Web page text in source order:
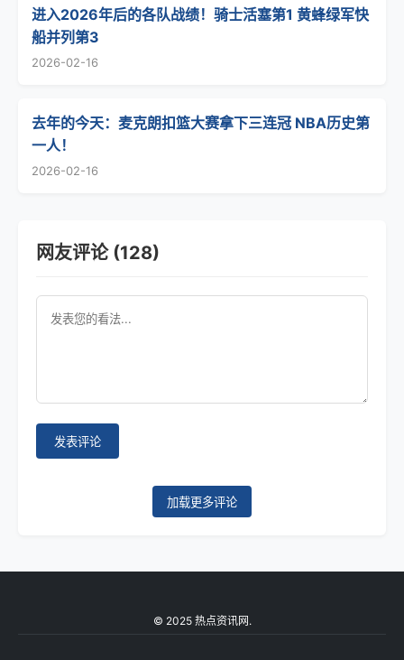
进入2026年后的各队战绩！骑士活塞第1 黄蜂绿军快
船并列第3
2026-02-16
去年的今天：麦克朗扣篮大赛拿下三连冠 NBA历史第
一人！
2026-02-16
网友评论 (128)
发表评论
加载更多评论
© 2025 热点资讯网.